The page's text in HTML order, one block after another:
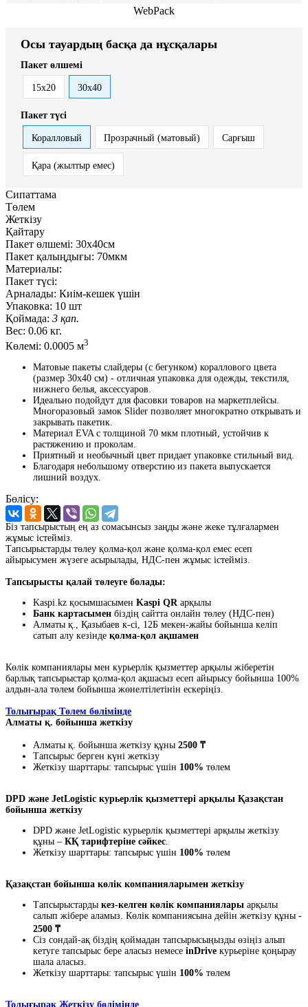
WebPack
Осы тауардың басқа да нұсқалары
Пакет өлшемі
15x20 30x40
Пакет түсі
Коралловый Прозрачный (матовый) Сарғыш
Қара (жылтыр емес)
Сипаттама
Төлем
Жеткізу
Қайтару
Пакет өлшемі: 30x40см
Пакет қалыңдығы: 70мкм
Материалы:
Пакет түсі:
Арналады: Киім-кешек үшін
Упаковка: 10 шт
Қоймада: 3 қап.
Вес: 0.06 кг.
Көлемі: 0.0005 м3
Матовые пакеты слайдеры (с бегунком) кораллового цвета
(размер 30x40 см) - отличная упаковка для одежды, текстиля,
нижнего белья, аксессуаров.
Идеально подойдут для фасовки товаров на маркетплейсы.
Многоразовый замок Slider позволяет многократно открывать и
закрывать пакетик.
Материал EVA с толщиной 70 мкм плотный, устойчив к
растяжению и проколам.
Приятный и необычный цвет придает упаковке стильный вид.
Благодаря небольшому отверстию из пакета выпускается
лишний воздух.
Бөлісу:
Біз тапсырыстың ең аз сомасынсыз заңды және жеке тұлғалармен
жұмыс істейміз.
Тапсырыстарды төлеу қолма-қол және қолма-қол емес есеп
айырысумен жүзеге асырылады, НДС-пен жұмыс істейміз.
Тапсырысты қалай төлеуге болады:
Kaspi.kz қосымшасымен Kaspi QRарқылы
Банк картасымен біздің сайтта онлайн төлеу (НДС-пен)
Алматы қ., Қазыбаев к-сі, 12Б мекен-жайы бойынша келіп
сатып алу кезінде қолма-қол ақшамен
Көлік компаниялары мен курьерлік қызметтер арқылы жіберетін
барлық тапсырыстар қолма-қол ақшасыз есеп айырысу бойынша 100%
алдын-ала төлем бойынша жөнелтілетінін ескеріңіз.
Толығырақ Төлем бөлімінде
Алматы қ. бойынша жеткізу
Алматы қ. бойынша жеткізу құны 2500 ₸
Тапсырыс берген күні жеткізу
Жеткізу шарттары: тапсырыс үшін 100% төлем
DPD және JetLogistic курьерлік қызметтері арқылы Қазақстан
бойынша жеткізу
DPD және JetLogistic курьерлік қызметтері арқылы жеткізу
құны – КҚ тарифтеріне сәйкес.
Жеткізу шарттары: тапсырыс үшін 100% төлем
Қазақстан бойынша көлік компанияларымен жеткізу
Тапсырыстарды кез-келген көлік компаниялары арқылы
салып жібере аламыз. Көлік компаниясына дейін жеткізу құны -
2500 ₸
Сіз сондай-ақ біздің қоймадан тапсырысыңызды өзіңіз алып
кетуге тапсырыс бере аласыз немесе inDrive курьеріне қоңырау
шала аласыз.
Жеткізу шарттары: тапсырыс үшін 100% төлем
Толығырақ Жеткізу бөлімінде